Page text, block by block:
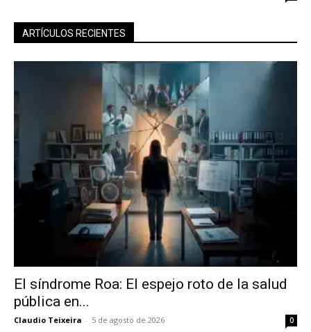
ARTÍCULOS RECIENTES
El síndrome Roa: El espejo roto de la salud
pública en...
Claudio Teixeira - 5 de agosto de 2026 0